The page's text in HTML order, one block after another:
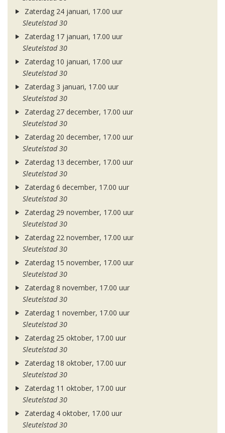
Zaterdag 24 januari, 17.00 uur
Sleutelstad 30
Zaterdag 17 januari, 17.00 uur
Sleutelstad 30
Zaterdag 10 januari, 17.00 uur
Sleutelstad 30
Zaterdag 3 januari, 17.00 uur
Sleutelstad 30
Zaterdag 27 december, 17.00 uur
Sleutelstad 30
Zaterdag 20 december, 17.00 uur
Sleutelstad 30
Zaterdag 13 december, 17.00 uur
Sleutelstad 30
Zaterdag 6 december, 17.00 uur
Sleutelstad 30
Zaterdag 29 november, 17.00 uur
Sleutelstad 30
Zaterdag 22 november, 17.00 uur
Sleutelstad 30
Zaterdag 15 november, 17.00 uur
Sleutelstad 30
Zaterdag 8 november, 17.00 uur
Sleutelstad 30
Zaterdag 1 november, 17.00 uur
Sleutelstad 30
Zaterdag 25 oktober, 17.00 uur
Sleutelstad 30
Zaterdag 18 oktober, 17.00 uur
Sleutelstad 30
Zaterdag 11 oktober, 17.00 uur
Sleutelstad 30
Zaterdag 4 oktober, 17.00 uur
Sleutelstad 30